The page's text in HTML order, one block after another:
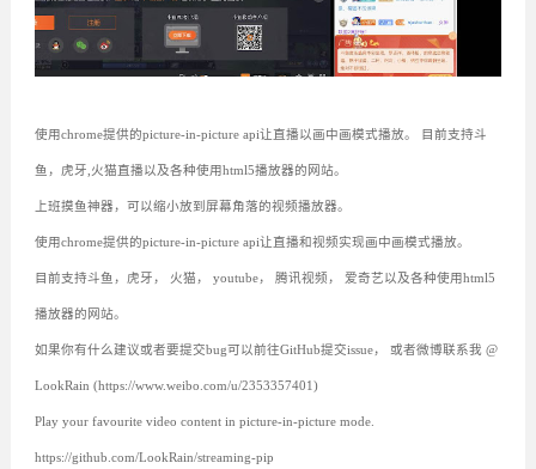
使用chrome提供的picture-in-picture api让直播以画中画模式播放。 目前支持斗
鱼，虎牙,火猫直播以及各种使用html5播放器的网站。
上班摸鱼神器，可以缩小放到屏幕角落的视频播放器。
使用chrome提供的picture-in-picture api让直播和视频实现画中画模式播放。
目前支持斗鱼，虎牙， 火猫， youtube， 腾讯视频， 爱奇艺以及各种使用html5
播放器的网站。
如果你有什么建议或者要提交bug可以前往GitHub提交issue， 或者微博联系我 @
LookRain (https://www.weibo.com/u/2353357401)
Play your favourite video content in picture-in-picture mode.
https://github.com/LookRain/streaming-pip